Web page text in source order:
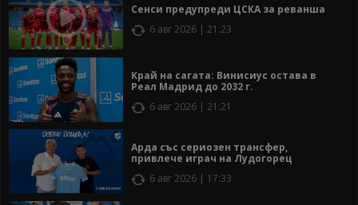
Сенси предупреди ЦСКА за реванша
6 авг 2026 | 21:23
Край на сагата: Винисиус остава в
Реал Мадрид до 2032 г.
6 авг 2026 | 21:21
Арда със сериозен трансфер,
привлече играч на Лудогорец
6 авг 2026 | 17:33